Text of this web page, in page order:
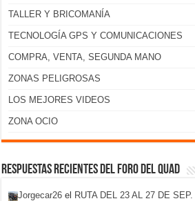
TALLER Y BRICOMANÍA
TECNOLOGÍA GPS Y COMUNICACIONES
COMPRA, VENTA, SEGUNDA MANO
ZONAS PELIGROSAS
LOS MEJORES VIDEOS
ZONA OCIO
Respuestas recientes del foro del Quad
Jorgecar26 el RUTA DEL 23 AL 27 DE